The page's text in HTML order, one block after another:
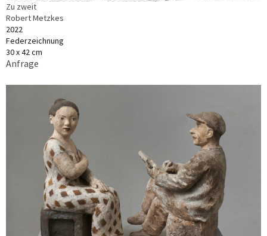
Zu zweit
Robert Metzkes
2022
Federzeichnung
30 x 42 cm
Anfrage